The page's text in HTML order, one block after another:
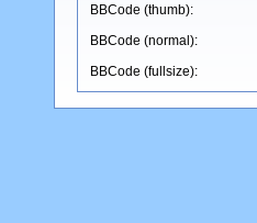
BBCode (thumb):
BBCode (normal):
BBCode (fullsize):